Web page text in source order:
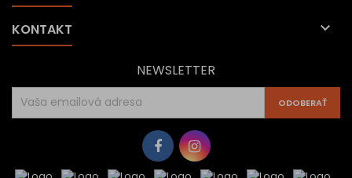
KONTAKT 
NEWSLETTER